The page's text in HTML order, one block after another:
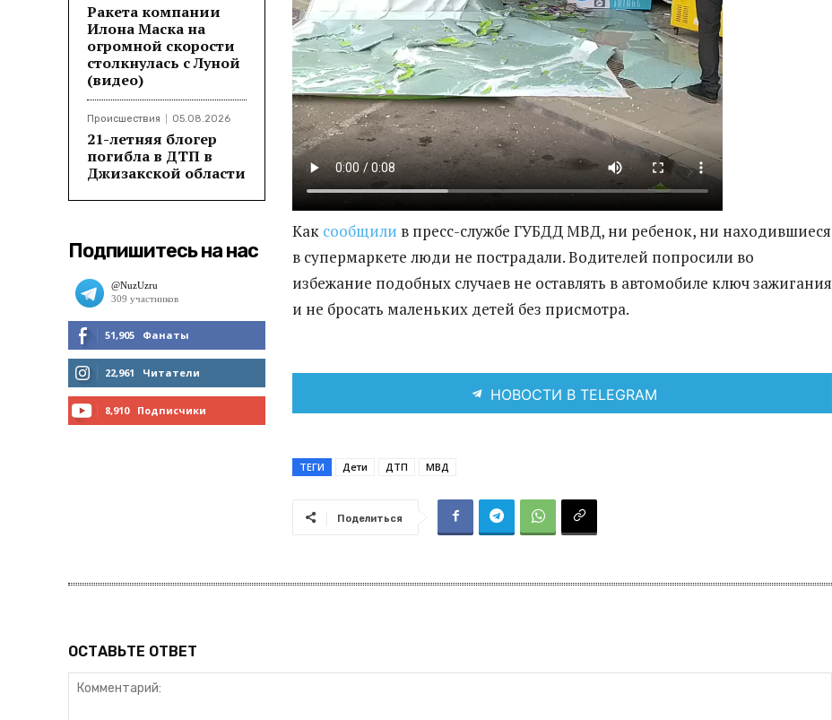
Ракета компании
Илона Маска на
огромной скорости
столкнулась с Луной
(видео)
Происшествия 05.08.2026
21-летняя блогер
погибла в ДТП в
Джизакской области
Подпишитесь на нас
51,905 Фанаты
МНЕ НРАВИТСЯ
22,961 Читатели
8,910 Подписчики
Как сообщили в пресс-службе ГУБДД МВД, ни ребенок, ни находившиеся
в супермаркете люди не пострадали. Водителей попросили во
избежание подобных случаев не оставлять в автомобиле ключ зажигания
и не бросать маленьких детей без присмотра.
НОВОСТИ В TELEGRAM
ТЕГИ Дети ДТП МВД
Поделиться
ОСТАВЬТЕ ОТВЕТ